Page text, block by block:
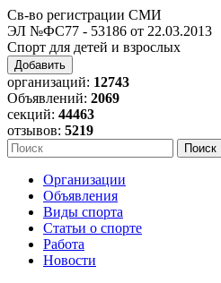
Св-во регистрации СМИ
ЭЛ №ФС77 - 53186 от 22.03.2013
Спорт для детей и взрослых
Добавить
организаций: 12743
Объявлений: 2069
секций: 44463
отзывов: 5219
Организации
Объявления
Виды спорта
Статьи о спорте
Работа
Новости